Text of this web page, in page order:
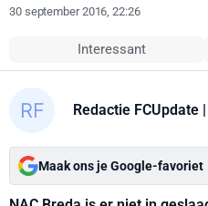
30 september 2016, 22:26
Interessant
Redactie FCUpdate
Maak ons je Google-favoriet